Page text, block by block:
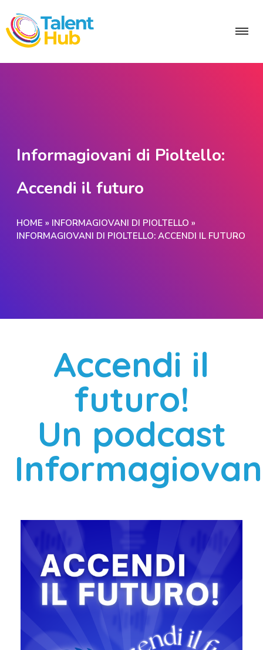
Informagiovani di Pioltello:
Accendi il futuro
HOME » INFORMAGIOVANI DI PIOLTELLO »
INFORMAGIOVANI DI PIOLTELLO: ACCENDI IL FUTURO
Accendi il
futuro!
Un podcast